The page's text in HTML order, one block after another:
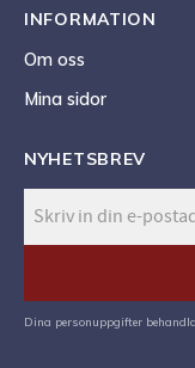
INFORMATION
Om oss
Mina sidor
NYHETSBREV
Dina personuppgifter